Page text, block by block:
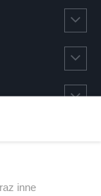
inne